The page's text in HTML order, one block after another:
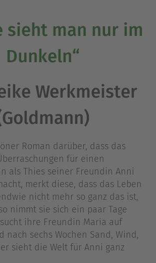
sieht man nur im
Dunkeln“
Werkmeister
Roman darüber, dass das
für einen
als Thies seiner Freundin Anni
merkt diese, dass das Leben
nicht mehr so ganz das ist,
nimmt sie sich ein paar Tage
ihre Freundin Maria auf
nach sechs Wochen Sand, Wind,
sieht die Welt für Anni ganz